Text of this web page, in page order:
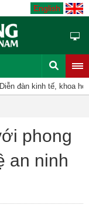
English
đàn kinh tế, khoa
phong
an ninh